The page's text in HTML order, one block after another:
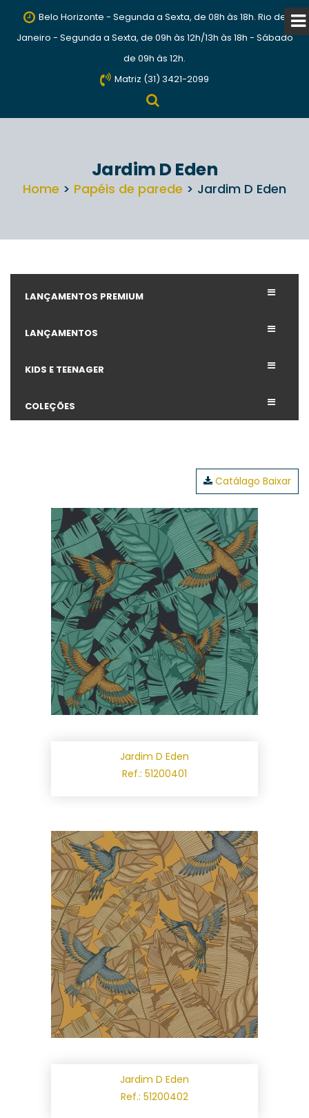
Belo Horizonte - Segunda a Sexta, de 08h às 18h. Rio de
Janeiro - Segunda a Sexta, de 09h às 12h/13h às 18h - Sábado
de 09h às 12h.
Matriz (31) 3421-2099
Jardim D Eden
Home > Papéis de parede > Jardim D Eden
LANÇAMENTOS PREMIUM
LANÇAMENTOS
KIDS E TEENAGER
COLEÇÕES
Catálago Baixar
Jardim D Eden
Ref.: 51200401
Jardim D Eden
Ref.: 51200402